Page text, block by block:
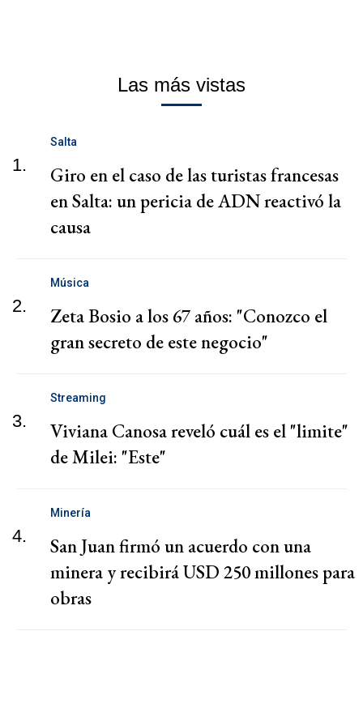
Las más vistas
1.
Salta
Giro en el caso de las turistas francesas
en Salta: un pericia de ADN reactivó la
causa
2.
Música
Zeta Bosio a los 67 años: "Conozco el
gran secreto de este negocio"
3.
Streaming
Viviana Canosa reveló cuál es el "limite"
de Milei: "Este"
4.
Minería
San Juan firmó un acuerdo con una
minera y recibirá USD 250 millones para
obras